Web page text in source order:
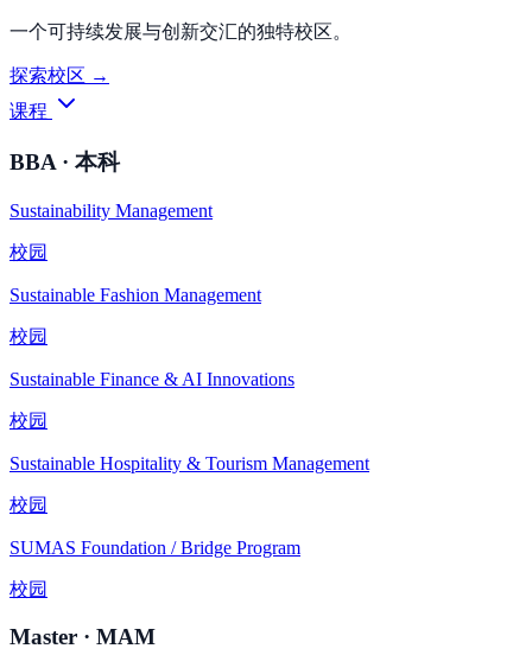
一个可持续发展与创新交汇的独特校区。
探索校区 →
课程
BBA · 本科
Sustainability Management
校园
Sustainable Fashion Management
校园
Sustainable Finance & AI Innovations
校园
Sustainable Hospitality & Tourism Management
校园
SUMAS Foundation / Bridge Program
校园
Master · MAM